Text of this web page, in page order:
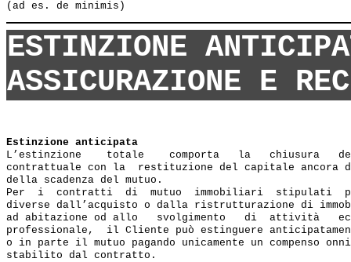
ESTINZIONE
ASSICURAZIONE E
Estinzione anticipata
L’estinzione    totale    comporta   la   chiusura
contrattuale con la  restituzione del capitale ancora
della scadenza del mutuo.
Per  i  contratti  di  mutuo  immobiliari  stipulati
diverse dall’acquisto o dalla ristrutturazione di
ad abitazione od allo   svolgimento   di  attività
professionale,  il Cliente può estinguere
o in parte il mutuo pagando unicamente un compenso
stabilito dal contratto.